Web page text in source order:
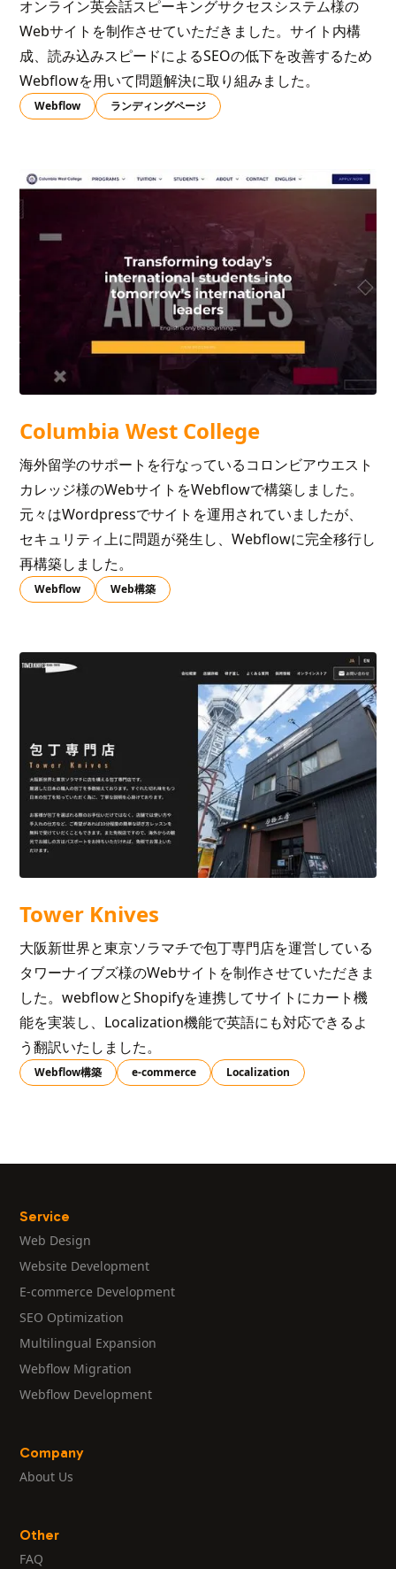
オンライン英会話スピーキングサクセスシステム様の
Webサイトを制作させていただきました。サイト内構
成、読み込みスピードによるSEOの低下を改善するため
Webflowを用いて問題解決に取り組みました。
Webflow ランディングページ
Columbia West College
海外留学のサポートを行なっているコロンビアウエスト
カレッジ様のWebサイトをWebflowで構築しました。
元々はWordpressでサイトを運用されていましたが、
セキュリティ上に問題が発生し、Webflowに完全移行し
再構築しました。
Webflow Web構築
Tower Knives
大阪新世界と東京ソラマチで包丁専門店を運営している
タワーナイブズ様のWebサイトを制作させていただきま
した。webflowとShopifyを連携してサイトにカート機
能を実装し、Localization機能で英語にも対応できるよ
う翻訳いたしました。
Webflow構築 e-commerce Localization
Service
Web Design
Website Development
E-commerce Development
SEO Optimization
Multilingual Expansion
Webflow Migration
Webflow Development
Company
About Us
Other
FAQ